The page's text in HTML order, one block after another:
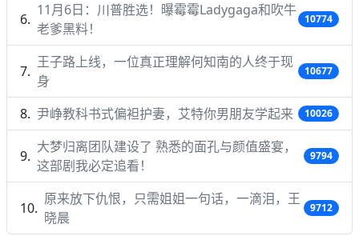
11月6日：川普胜选！曝霉霉Ladygaga和吹牛
老爹黑料！
10774
王子路上线，一位真正理解何知南的人终于现
身
10677
尹峥教科书式偏袒护妻，艾特你男朋友学起来 10026
大梦归离团队建设了 熟悉的面孔与颜值盛宴，
这部剧我必定追看！
9794
原来放下仇恨，只需姐姐一句话，一滴泪，王
晓晨
9712